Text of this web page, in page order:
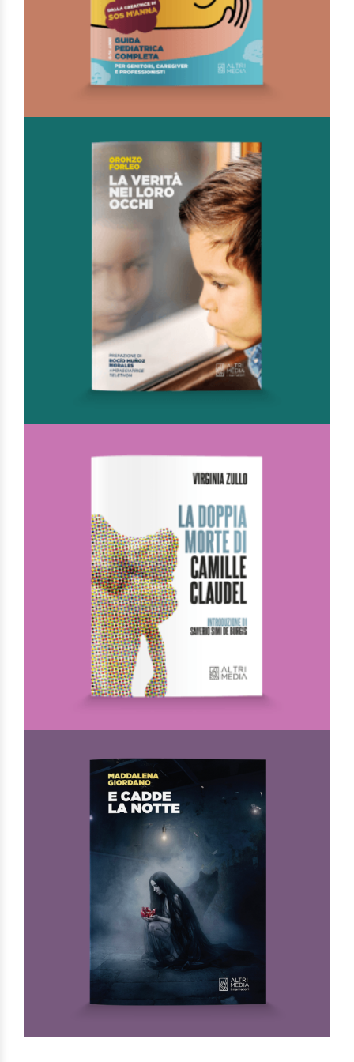
DiAnna Volpiana
€ 42,00
I Manuali
AGGIUNGI AL CARRELLO
AGGIUNGI ALLA LISTA DEI DESIDERI
La verità nei loro occhi
Oronzo Forleo
€15,00
I Narratori
AGGIUNGI AL CARRELLO
AGGIUNGI ALLA LISTA DEI DESIDERI
La doppia morte di Camille Claudel
DiVirginia Zullo
€12,00
In Arte
AGGIUNGI AL CARRELLO
AGGIUNGI ALLA LISTA DEI DESIDERI